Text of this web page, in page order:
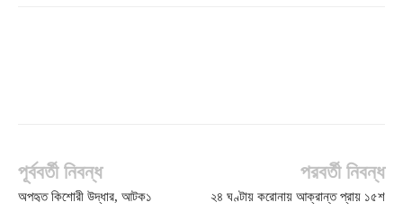
পূর্ববর্তী নিবন্ধ
অপহৃত কিশোরী উদ্ধার, আটক১
পরবর্তী নিবন্ধ
২৪ ঘণ্টায় করোনায় আক্রান্ত প্রায় ১৫শ